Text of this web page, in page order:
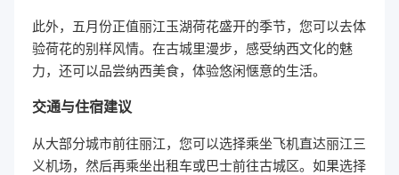
此外，五月份正值丽江玉湖荷花盛开的季节，您可以去体
验荷花的别样风情。在古城里漫步，感受纳西文化的魅
力，还可以品尝纳西美食，体验悠闲惬意的生活。
交通与住宿建议
从大部分城市前往丽江，您可以选择乘坐飞机直达丽江三
义机场，然后再乘坐出租车或巴士前往古城区。如果选择